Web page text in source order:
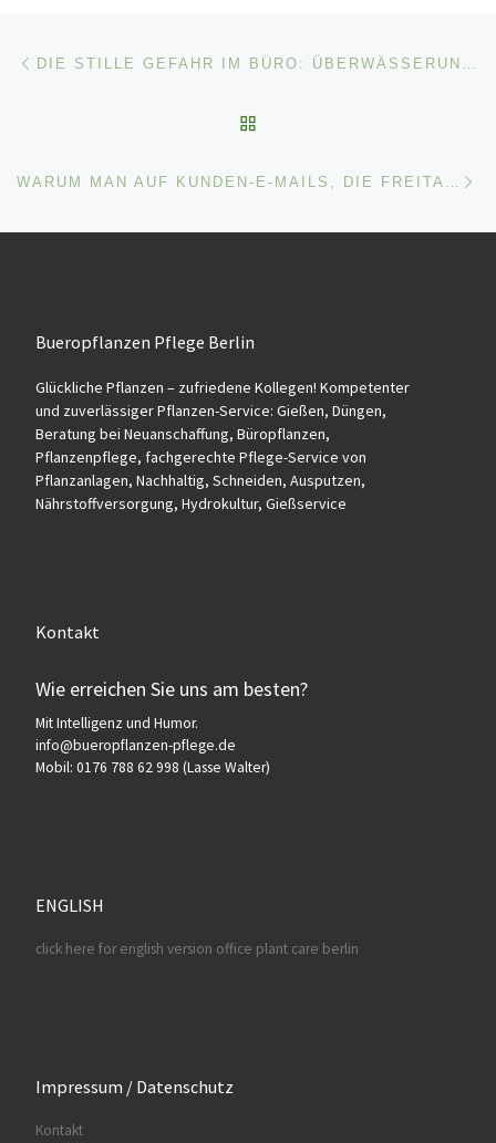
Beitragsnavigation
Bueropflanzen Pflege Berlin
Glückliche Pflanzen – zufriedene Kollegen! Kompetenter
und zuverlässiger Pflanzen-Service: Gießen, Düngen,
Beratung bei Neuanschaffung, Büropflanzen,
Pflanzenpflege, fachgerechte Pflege-Service von
Pflanzanlagen, Nachhaltig, Schneiden, Ausputzen,
Nährstoffversorgung, Hydrokultur, Gießservice
Kontakt
Wie erreichen Sie uns am besten?
Mit Intelligenz und Humor.
info@bueropflanzen-pflege.de
Mobil: 0176 788 62 998 (Lasse Walter)
ENGLISH
click here for english version office plant care berlin
Impressum / Datenschutz
Kontakt